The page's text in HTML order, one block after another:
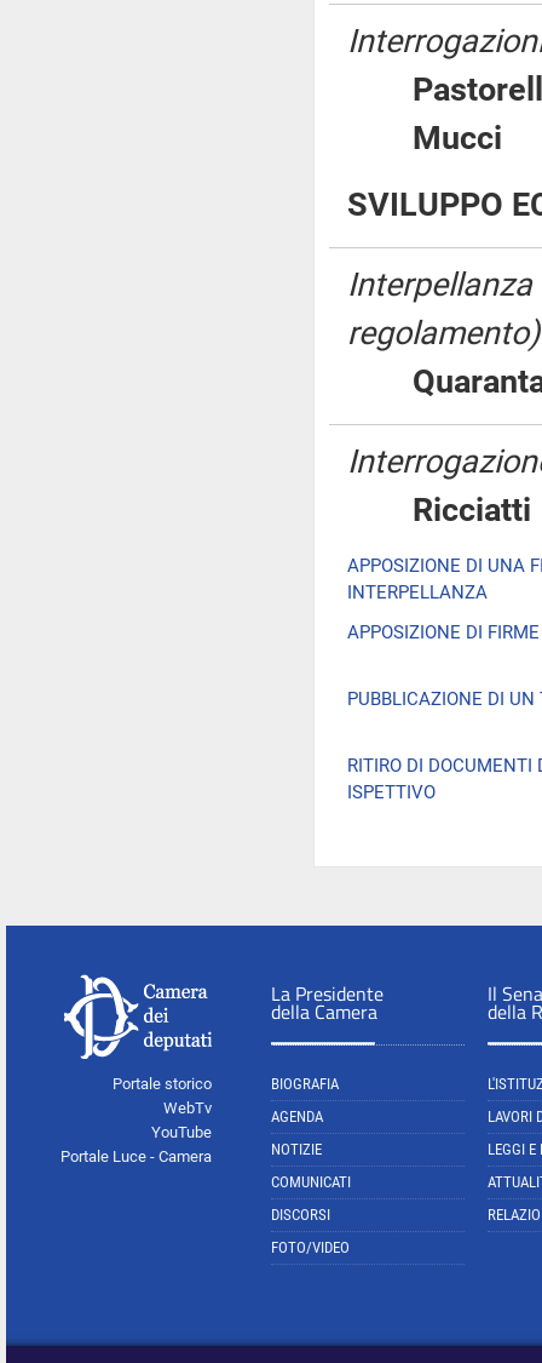
SVILUPPO
APPOSIZIONE DI UNA
INTERPELLANZA
APPOSIZIONE DI
PUBBLICAZIONE DI UN
RITIRO DI DOCUMENTI
ISPETTIVO
Portale storico
WebTv
YouTube
Portale Luce - Camera
La Presidente
della Camera
BIOGRAFIA
AGENDA
NOTIZIE
COMUNICATI
DISCORSI
FOTO/VIDEO
Il
della
LAVORI
LEGGI E